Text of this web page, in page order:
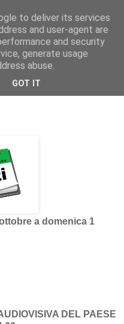
arti per condividere
a domenica 1
DEL PAESE
to deliver its services
and user-agent are
and security
generate usage
abuse.
GOT IT